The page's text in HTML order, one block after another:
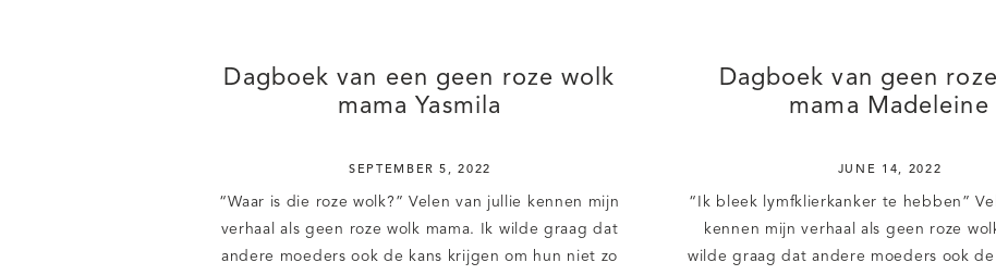
Dagboek van een geen roze wolk
mama Yasmila
SEPTEMBER 5, 2022
“Waar is die roze wolk?” Velen van jullie kennen mijn
verhaal als geen roze wolk mama. Ik wilde graag dat
andere moeders ook de kans krijgen om hun niet zo
Dagboek van geen
mama Madeleine
JUNE 14, 2022
“Ik bleek lymfklierkanker te hebben”
kennen mijn verhaal als geen roze
wilde graag dat andere moeders ook